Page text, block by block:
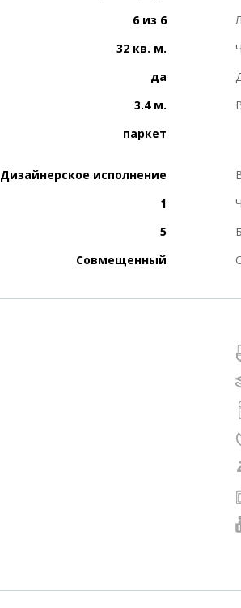
6 из 6
32 кв. м.
да
3.4 м.
паркет
Дизайнерское исполнение
1
5
Совмещенный